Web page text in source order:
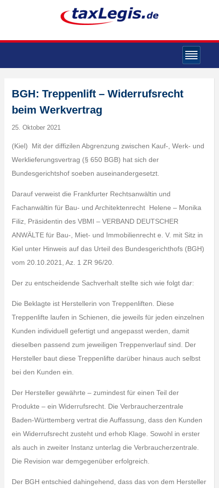
BGH: Treppenlift – Widerrufsrecht
beim Werkvertrag
25. Oktober 2021
(Kiel) Mit der diffizilen Abgrenzung zwischen Kauf-, Werk- und
Werklieferungsvertrag (§ 650 BGB) hat sich der
Bundesgerichtshof soeben auseinandergesetzt.
Darauf verweist die Frankfurter Rechtsanwältin und
Fachanwältin für Bau- und Architektenrecht Helene – Monika
Filiz, Präsidentin des VBMI – VERBAND DEUTSCHER
ANWÄLTE für Bau-, Miet- und Immobilienrecht e. V. mit Sitz in
Kiel unter Hinweis auf das Urteil des Bundesgerichthofs (BGH)
vom 20.10.2021, Az. 1 ZR 96/20.
Der zu entscheidende Sachverhalt stellte sich wie folgt dar:
Die Beklagte ist Herstellerin von Treppenliften. Diese
Treppenlifte laufen in Schienen, die jeweils für jeden einzelnen
Kunden individuell gefertigt und angepasst werden, damit
dieselben passend zum jeweiligen Treppenverlauf sind. Der
Hersteller baut diese Treppenlifte darüber hinaus auch selbst
bei den Kunden ein.
Der Hersteller gewährte – zumindest für einen Teil der
Produkte – ein Widerrufsrecht. Die Verbraucherzentrale
Baden-Württemberg vertrat die Auffassung, dass den Kunden
ein Widerrufsrecht zusteht und erhob Klage. Sowohl in erster
als auch in zweiter Instanz unterlag die Verbraucherzentrale.
Die Revision war demgegenüber erfolgreich.
Der BGH entschied dahingehend, dass das von dem Hersteller